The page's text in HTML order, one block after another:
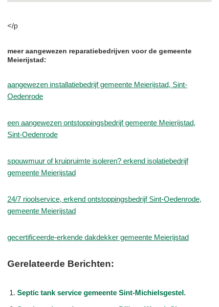
</p
meer aangewezen reparatiebedrijven voor de gemeente
Meierijstad:
aangewezen installatiebedrijf gemeente Meierijstad, Sint-
Oedenrode
een aangewezen ontstoppingsbedrijf gemeente Meierijstad,
Sint-Oedenrode
spouwmuur of kruipruimte isoleren? erkend isolatiebedrijf
gemeente Meierijstad
24/7 rioolservice, erkend ontstoppingsbedrijf Sint-Oedenrode,
gemeente Meierijstad
gecertificeerde-erkende dakdekker gemeente Meierijstad
Gerelateerde Berichten:
Septic tank service gemeente Sint-Michielsgestel.